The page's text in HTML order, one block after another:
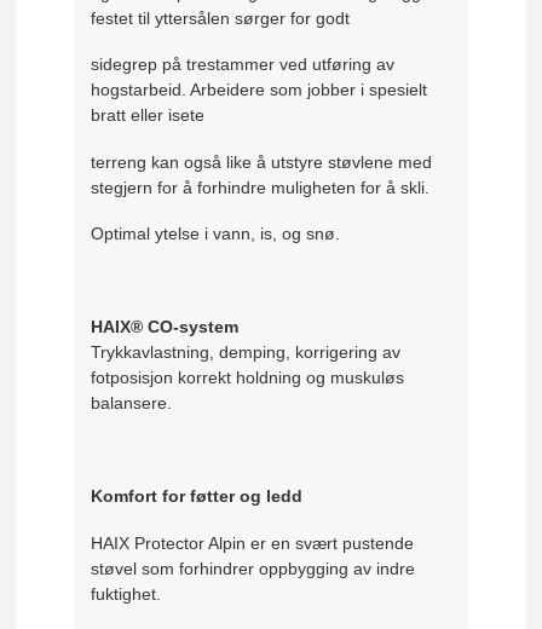
festet til yttersålen sørger for godt
sidegrep på trestammer ved utføring av
hogstarbeid. Arbeidere som jobber i spesielt
bratt eller isete
terreng kan også like å utstyre støvlene med
stegjern for å forhindre muligheten for å skli.
Optimal ytelse i vann, is, og snø.
HAIX® CO-system
Trykkavlastning, demping, korrigering av
fotposisjon korrekt holdning og muskuløs
balansere.
Komfort for føtter og ledd
HAIX Protector Alpin er en svært pustende
støvel som forhindrer oppbygging av indre
fuktighet.